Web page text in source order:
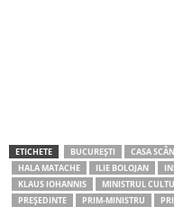
ETICHETE BUCUREȘTI CASA
HALA MATACHE
ILIE BOLOJAN
KLAUS IOHANNIS
MINISTRUL
PREȘEDINTE
PRIM-MINISTRU